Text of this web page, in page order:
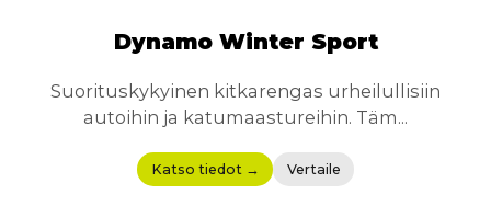
Dynamo Winter Sport
Suorituskykyinen kitkarengas urheilullisiin
autoihin ja katumaastureihin. Täm...
Katso tiedot → Vertaile